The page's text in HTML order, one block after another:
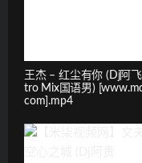
王杰 – 红尘有你 (Dj阿
tro Mix国语男)
com].mp4